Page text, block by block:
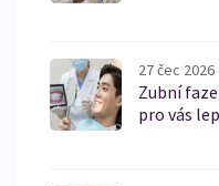
27 čec 2026
Zubní
pro vás